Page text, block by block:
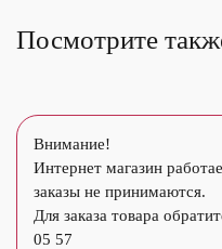
Посмотрите
Внимание!
Интернет магазин
заказы не принимаются.
Для заказа товара
05 57